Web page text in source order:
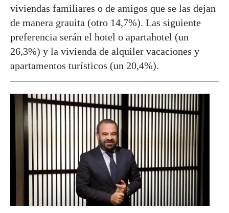
viviendas familiares o de amigos que se las dejan
de manera grauita (otro 14,7%). Las siguiente
preferencia serán el hotel o apartahotel (un
26,3%) y la vivienda de alquiler vacaciones y
apartamentos turísticos (un 20,4%).